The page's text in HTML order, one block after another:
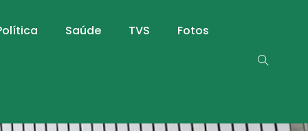
Saúde TVS Fotos